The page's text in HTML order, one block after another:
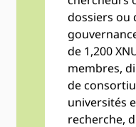
dossiers ou
de 1,200
membres,
de
universités
recherche,